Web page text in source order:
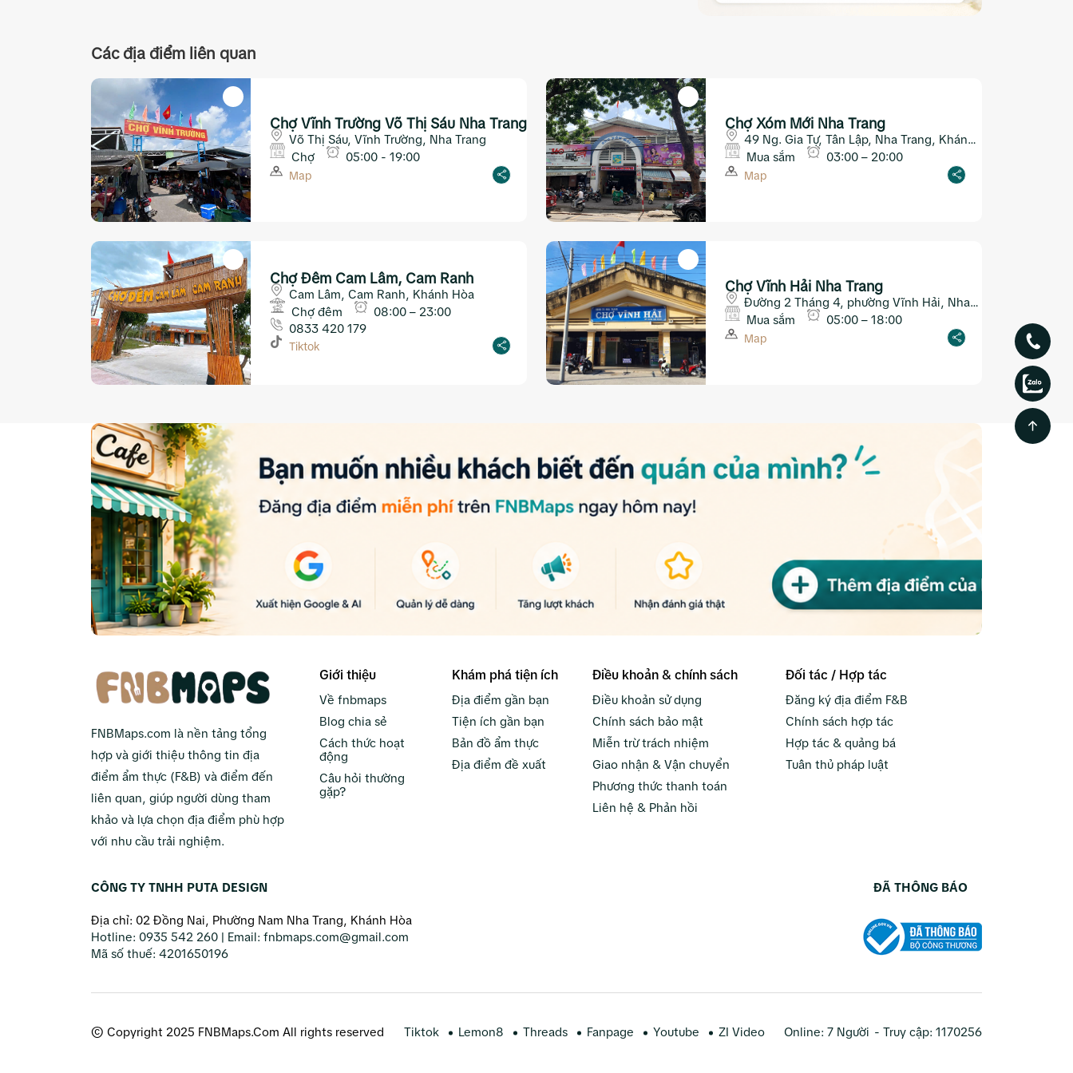
Các địa điểm liên quan
Chợ Vĩnh Trường Võ Thị Sáu Nha Trang
Võ Thị Sáu, Vĩnh Trường, Nha Trang
Chợ
05:00 - 19:00
Map
Chợ Xóm Mới Nha Trang
49 Ng. Gia Tự, Tân Lập, Nha Trang, Khánh
Hòa
Mua sắm 03:00 – 20:00
Map
Chợ Đêm Cam Lâm, Cam Ranh
Cam Lâm, Cam Ranh, Khánh Hòa
Chợ đêm
08:00 – 23:00
0833 420 179
Tiktok
Chợ Vĩnh Hải Nha Trang
Đường 2 Tháng 4, phường Vĩnh Hải, Nha
Trang
Mua sắm 05:00 – 18:00
Map
FNBMaps.com là nền tảng tổng
hợp và giới thiệu thông tin địa
điểm ẩm thực (F&B) và điểm đến
liên quan, giúp người dùng tham
khảo và lựa chọn địa điểm phù hợp
với nhu cầu trải nghiệm.
Giới thiệu
Về fnbmaps
Blog chia sẻ
Cách thức hoạt
động
Câu hỏi thường
gặp?
Khám phá tiện ích
Địa điểm gần bạn
Tiện ích gần bạn
Bản đồ ẩm thực
Địa điểm đề xuất
Điều khoản & chính sách
Điều khoản sử dụng
Chính sách bảo mật
Miễn trừ trách nhiệm
Giao nhận & Vận chuyển
Phương thức thanh toán
Liên hệ & Phản hồi
Đối tác / Hợp tác
Đăng ký địa điểm F&B
Chính sách hợp tác
Hợp tác & quảng bá
Tuân thủ pháp luật
CÔNG TY TNHH PUTA DESIGN
Địa chỉ: 02 Đồng Nai, Phường Nam Nha Trang, Khánh Hòa
Hotline: 0935 542 260 | Email: fnbmaps.com@gmail.com
Mã số thuế: 4201650196
ĐÃ THÔNG BÁO
© Copyright 2025 FNBMaps.Com All rights reserved Tiktok Lemon8 Threads Fanpage Youtube ZI Video Online: 7 Người - Truy cập: 1170256